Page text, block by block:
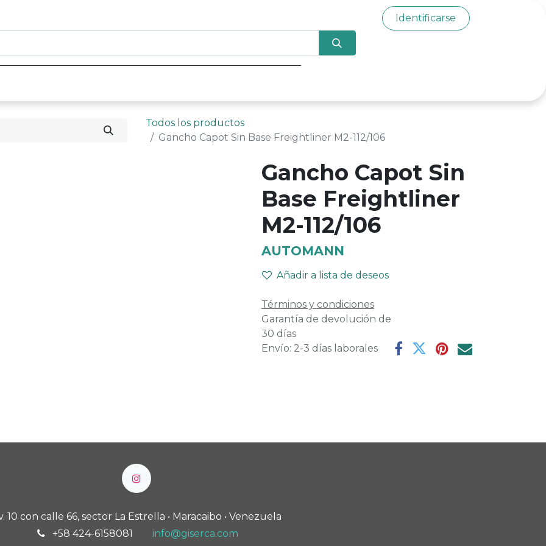
Identificarse
Todos los productos
Gancho Capot Sin Base Freightliner M2-112/106
Gancho Capot Sin
Base Freightliner
M2-112/106
AUTOMANN
Añadir a lista de deseos
Términos y condiciones
Garantía de devolución de
30 días
Envío: 2-3 días laborales
10 con calle 66, sector La Estrella • Maracaibo • Venezuela
+58 424-6158081
info@giserca.com